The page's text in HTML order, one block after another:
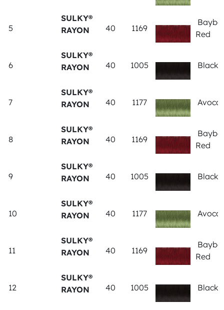
5
SULKY®
RAYON
40 1169
Red
6
SULKY®
RAYON
40 1005 Black
7
SULKY®
RAYON
40 1177
8
SULKY®
RAYON
40 1169
Red
9
SULKY®
RAYON
40 1005 Black
10
SULKY®
RAYON
40 1177
11
SULKY®
RAYON
40 1169
Red
12
SULKY®
RAYON
40 1005 Black